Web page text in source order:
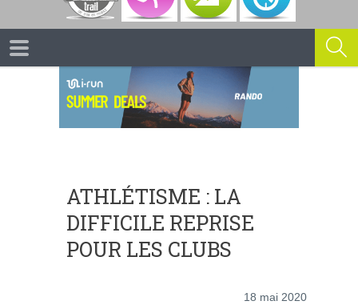
ATHLÉTISME : LA
DIFFICILE REPRISE
POUR LES CLUBS
18 mai 2020